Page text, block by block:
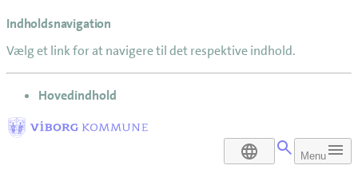
Indholdsnavigation
Vælg et link for at navigere til det respektive indhold.
gå til
Hovedindhold
DA Menu